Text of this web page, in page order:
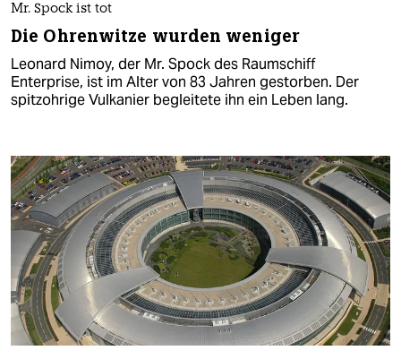
Mr. Spock ist tot
Die Ohrenwitze wurden weniger
Leonard Nimoy, der Mr. Spock des Raumschiff
Enterprise, ist im Alter von 83 Jahren gestorben. Der
spitzohrige Vulkanier begleitete ihn ein Leben lang.